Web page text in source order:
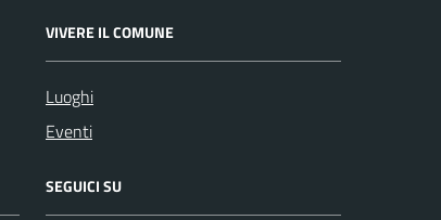
VIVERE IL COMUNE
Luoghi
Eventi
SEGUICI SU